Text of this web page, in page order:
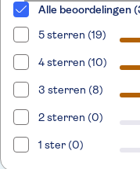
Alle beoordelingen
5 sterren (19)
4 sterren (10)
3 sterren (8)
2 sterren (0)
1 ster (0)